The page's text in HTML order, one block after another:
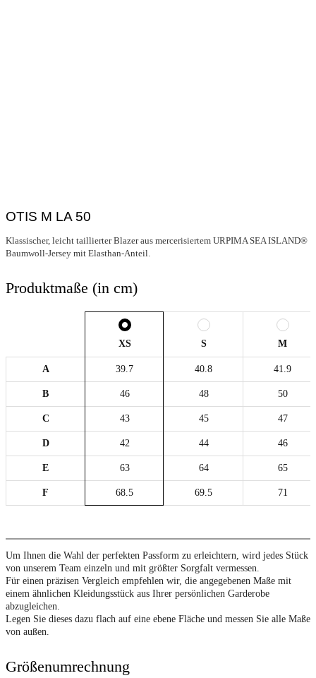
OTIS M LA 50
Klassischer, leicht taillierter Blazer aus mercerisiertem URPIMA SEA ISLAND®
Baumwoll-Jersey mit Elasthan-Anteil.
Produktmaße (in cm)
XS S M
A 39.7 40.8 41.9
B 46 48 50
C 43 45 47
D 42 44 46
E 63 64 65
F 68.5 69.5 71
Um Ihnen die Wahl der perfekten Passform zu erleichtern, wird jedes Stück
von unserem Team einzeln und mit größter Sorgfalt vermessen.
Für einen präzisen Vergleich empfehlen wir, die angegebenen Maße mit
einem ähnlichen Kleidungsstück aus Ihrer persönlichen Garderobe
abzugleichen.
Legen Sie dieses dazu flach auf eine ebene Fläche und messen Sie alle Maße
von außen.
Größenumrechnung